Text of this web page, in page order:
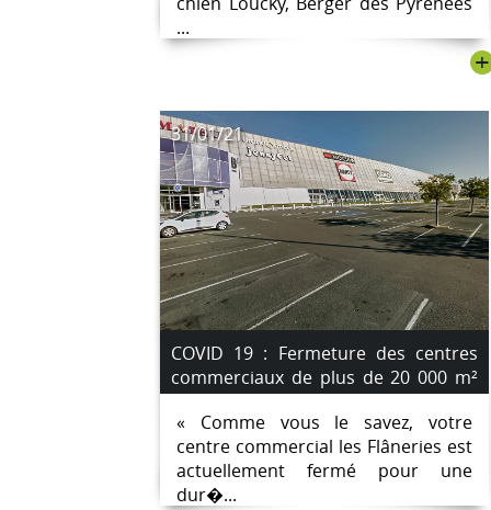
...
+
31/01/21
COVID 19 : Fermeture des centres
commerciaux de plus de 20 000 m²
Les Flâneries à la Roche et Ylium aux
Sables concernés.
« Comme vous le savez, votre
centre commercial les Flâneries est
actuellement fermé pour une
dur�...